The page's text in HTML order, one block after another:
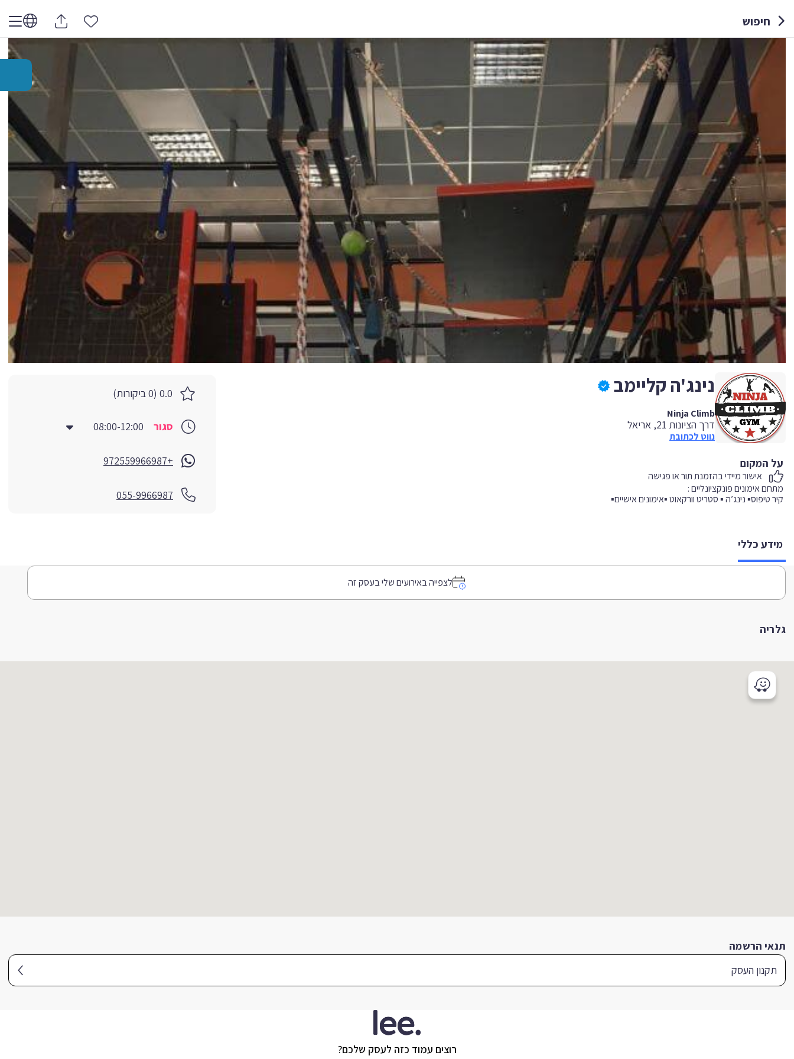
חיפוש
נינג'ה קליימב
Ninja Climb
דרך הציונות 21, אריאל
נווט לכתובת
על המקום
אישור מיידי בהזמנת תור או פגישה
קיר טיפוס▪️ נינג’ה ▪️ סטריט וורקאוט ▪️אימונים אישיים▪️
0.0 (0 ביקורות)
סגור 08:00-12:00
+972559966987
055-9966987
מידע כללי
לצפייה באירועים שלי בעסק זה
גלריה
תנאי הרשמה
תקנון העסק
רוצים עמוד כזה לעסק שלכם?